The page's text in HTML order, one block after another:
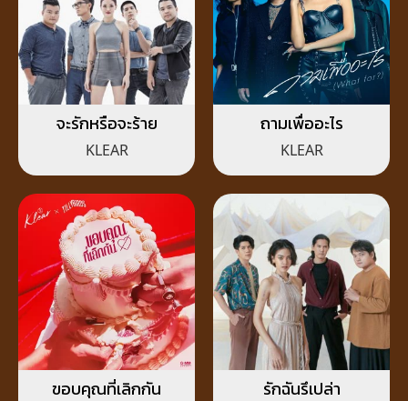
จะรักหรือจะร้าย
KLEAR
ถามเพื่ออะไร
KLEAR
ขอบคุณที่เลิกกัน รักฉันรึเปล่า